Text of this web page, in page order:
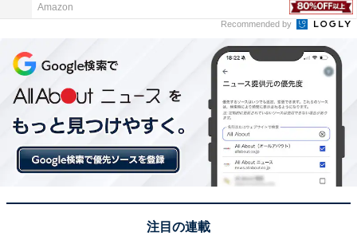
Amazon
Recommended by
注目の連載